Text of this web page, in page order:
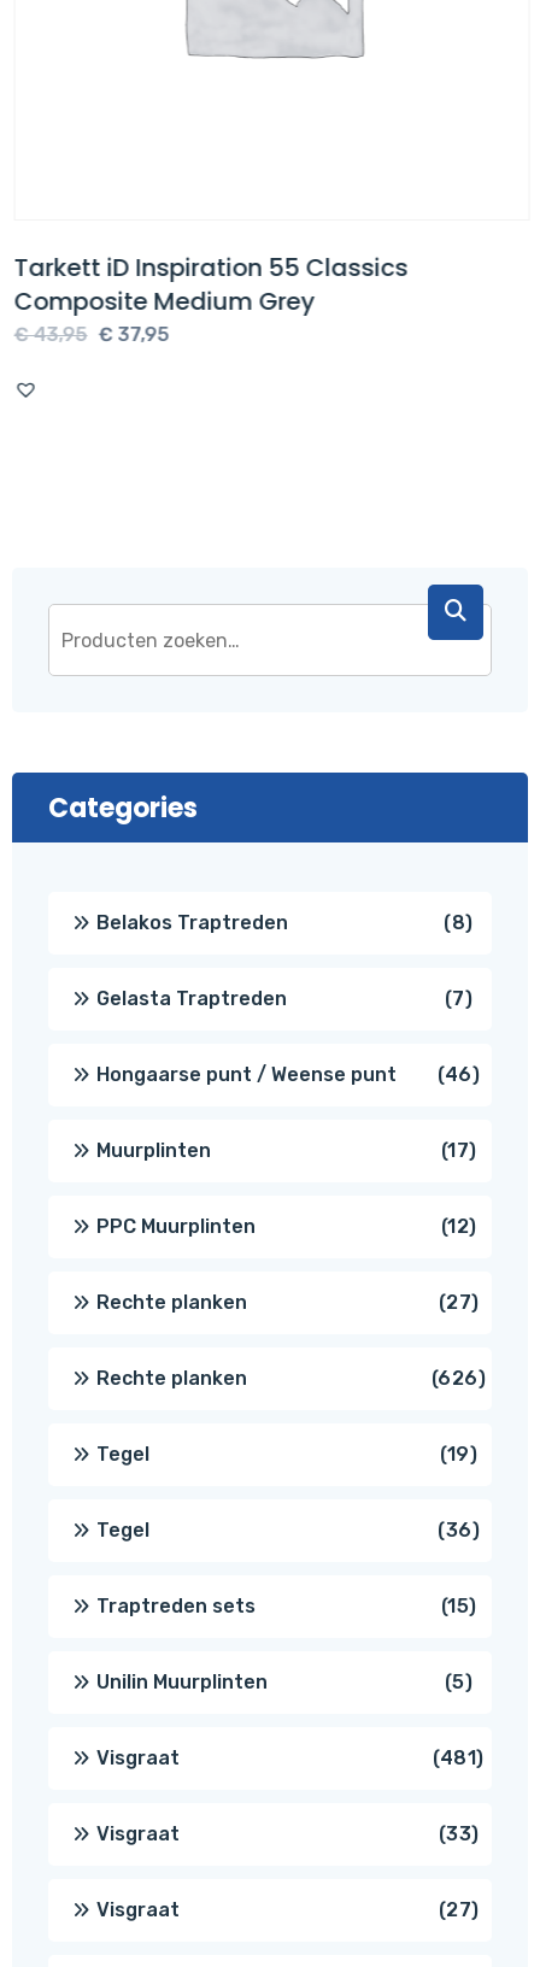
Tarkett iD Inspiration 55 Classics
Composite Medium Grey
€43,95 Oorspronkelijke
€37,95Huidige
Categories
Belakos Traptreden 88
Gelasta Traptreden 77
Hongaarse punt / Weense punt 4646
Muurplinten 1717
PPC Muurplinten 1212
Rechte planken 2727
Rechte planken 626626
Tegel 1919
Tegel 3636
Traptreden sets 1515
Unilin Muurplinten 55
Visgraat 481481
Visgraat 3333
Visgraat 2727